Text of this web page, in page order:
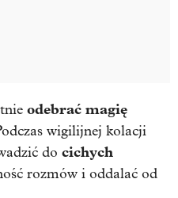
odebrać magię
wigilijnej kolacji
do cichych
rozmów i oddalać od